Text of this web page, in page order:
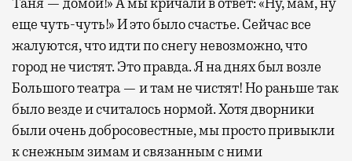
еще чуть-чуть!» И это было счастье. Сейчас все
жалуются, что идти по снегу невозможно, что
город не чистят. Это правда. Я на днях был возле
Большого театра — и там не чистят! Но раньше так
было везде и считалось нормой. Хотя дворники
были очень добросовестные, мы просто привыкли
к снежным зимам и связанным с ними